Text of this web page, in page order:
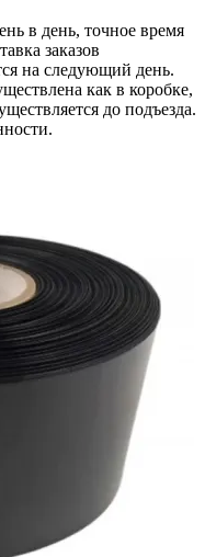
в день, точное время
заказов
на следующий день.
как в коробке,
до подъезда.